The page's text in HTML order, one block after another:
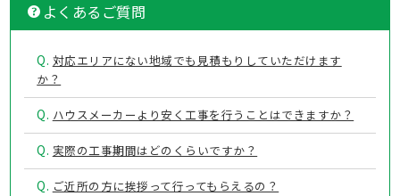
よくあるご質問
Q. 対応エリアにない地域でも見積もりしていただけます
か？
Q. ハウスメーカーより安く工事を行うことはできますか？
Q. 実際の工事期間はどのくらいですか？
Q. ご近所の方に挨拶って行ってもらえるの？